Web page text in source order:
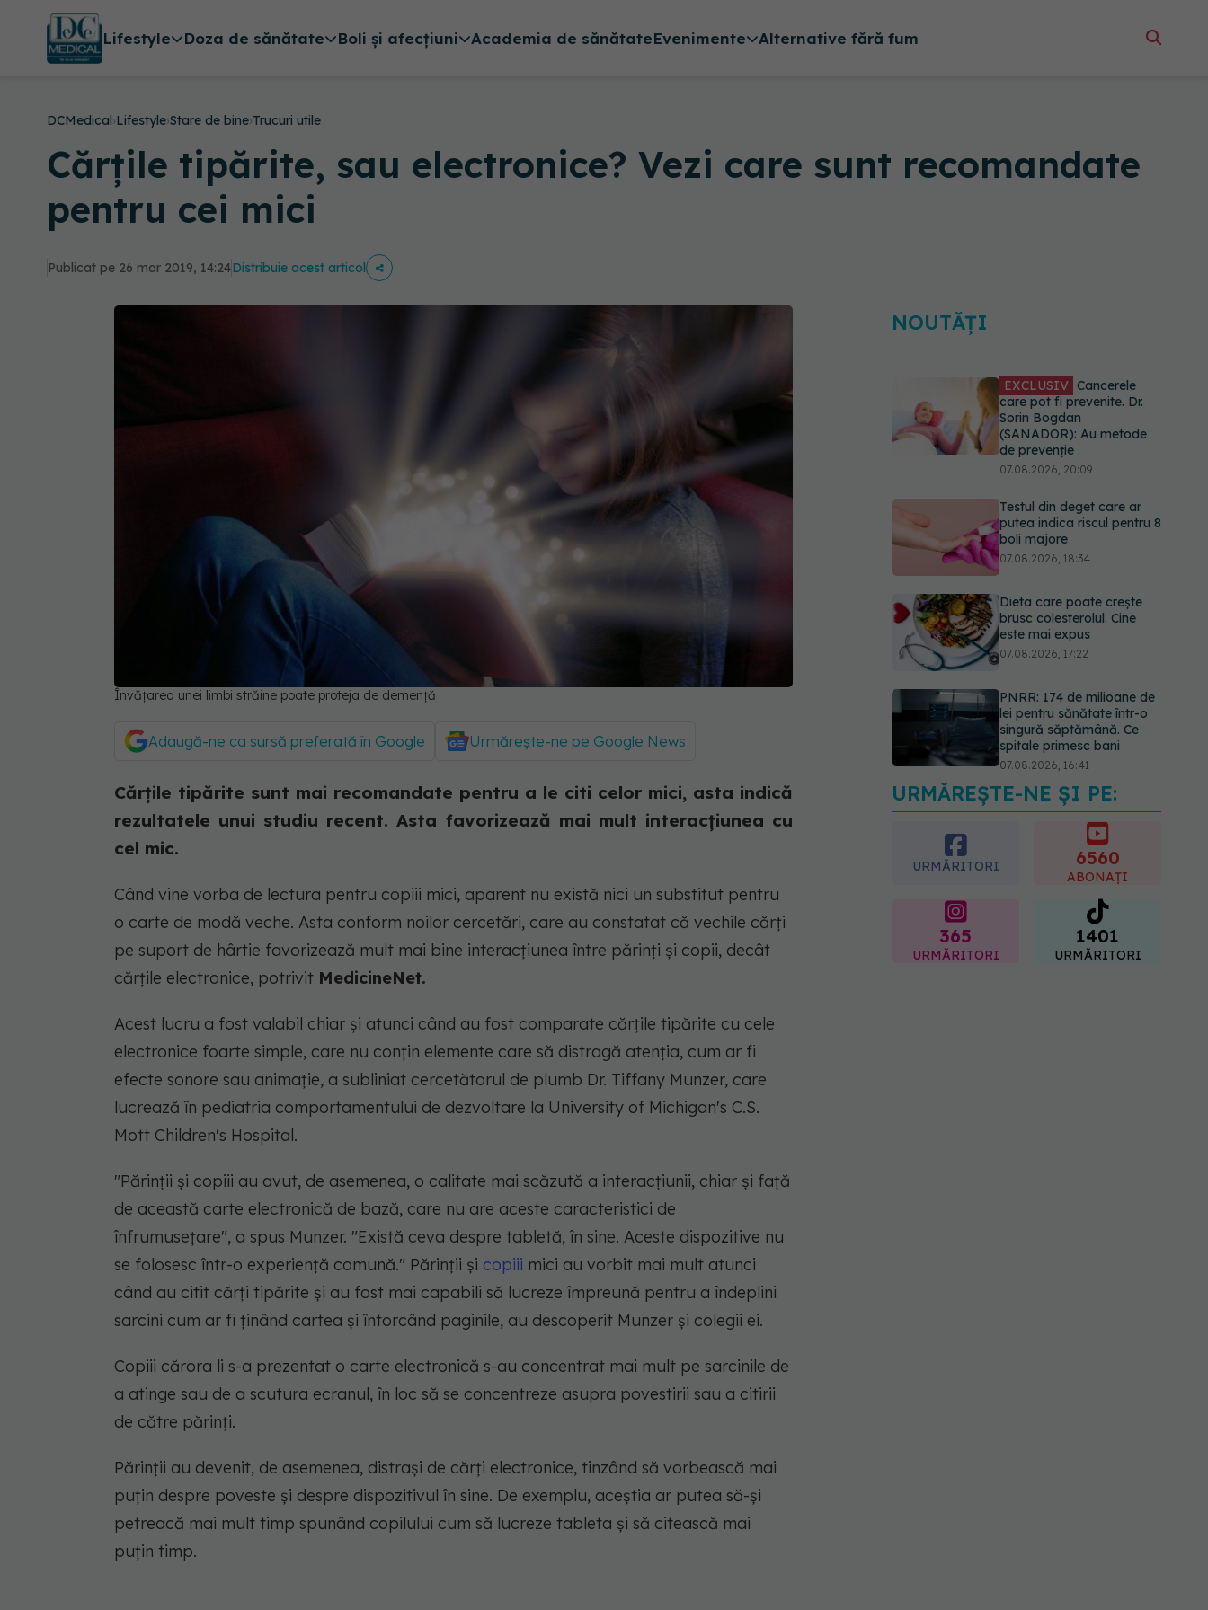
Lifestyle Doza de sănătate Boli și afecțiuni Academia de sănătateEvenimente Alternative fără fum
DCMedical›Lifestyle›Stare de bine›Trucuri utile
Cărțile tipărite, sau electronice? Vezi care sunt recomandate
pentru cei mici
Publicat pe 26 mar 2019, 14:24Distribuie acest articol
Învățarea unei limbi străine poate proteja de demență
Adaugă-ne ca sursă preferată în Google Urmărește-ne pe Google News
Cărțile tipărite sunt mai recomandate pentru a le citi celor mici, asta indică
rezultatele unui studiu recent. Asta favorizează mai mult interacțiunea cu
cel mic.
Când vine vorba de lectura pentru copiii mici, aparent nu există nici un substitut pentru
o carte de modă veche. Asta conform noilor cercetări, care au constatat că vechile cărți
pe suport de hârtie favorizează mult mai bine interacțiunea între părinți și copii, decât
cărțile electronice, potrivit MedicineNet.
Acest lucru a fost valabil chiar și atunci când au fost comparate cărțile tipărite cu cele
electronice foarte simple, care nu conțin elemente care să distragă atenția, cum ar fi
efecte sonore sau animație, a subliniat cercetătorul de plumb Dr. Tiffany Munzer, care
lucrează în pediatria comportamentului de dezvoltare la University of Michigan's C.S.
Mott Children's Hospital.
"Părinții și copiii au avut, de asemenea, o calitate mai scăzută a interacțiunii, chiar și față
de această carte electronică de bază, care nu are aceste caracteristici de
înfrumusețare", a spus Munzer. "Există ceva despre tabletă, în sine. Aceste dispozitive nu
se folosesc într-o experiență comună." Părinții și copiii mici au vorbit mai mult atunci
când au citit cărți tipărite și au fost mai capabili să lucreze împreună pentru a îndeplini
sarcini cum ar fi ținând cartea și întorcând paginile, au descoperit Munzer și colegii ei.
Copiii cărora li s-a prezentat o carte electronică s-au concentrat mai mult pe sarcinile de
a atinge sau de a scutura ecranul, în loc să se concentreze asupra povestirii sau a citirii
de către părinți.
Părinții au devenit, de asemenea, distrași de cărți electronice, tinzând să vorbească mai
puțin despre poveste și despre dispozitivul în sine. De exemplu, aceștia ar putea să-și
petreacă mai mult timp spunând copilului cum să lucreze tableta și să citească mai
puțin timp.
NOUTĂȚI
EXCLUSIV Cancerele
care pot fi prevenite. Dr.
Sorin Bogdan
(SANADOR): Au metode
de prevenție
07.08.2026, 20:09
Testul din deget care ar
putea indica riscul pentru 8
boli majore
07.08.2026, 18:34
Dieta care poate crește
brusc colesterolul. Cine
este mai expus
07.08.2026, 17:22
PNRR: 174 de milioane de
lei pentru sănătate într-o
singură săptămână. Ce
spitale primesc bani
07.08.2026, 16:41
Ce spune culoarea ta
preferată despre vârsta
pe care o ai. Care este
"codul cromatic" al
URMĂREȘTE-NE ȘI PE:
URMĂRITORI 6560
ABONAȚI
365
URMĂRITORI
1401
URMĂRITORI